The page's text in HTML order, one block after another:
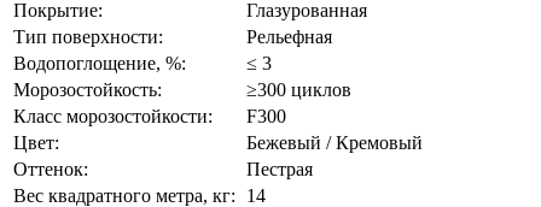
Покрытие:
Глазурованная
Тип поверхности:
Рельефная
Водопоглощение, %:
≤ 3
Морозостойкость:
≥300 циклов
Класс морозостойкости:
F300
Цвет:
Бежевый / Кремовый
Оттенок:
Пестрая
Вес квадратного метра, кг:
14